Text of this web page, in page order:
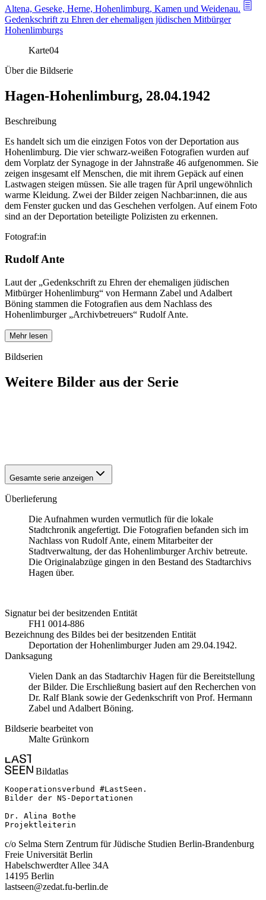
Altena, Geseke, Herne, Hohenlimburg, Kamen und Weidenau.
Gedenkschrift zu Ehren der ehemaligen jüdischen Mitbürger
Hohenlimburgs
Karte04
Über die Bildserie
Hagen-Hohenlimburg, 28.04.1942
Beschreibung
Es handelt sich um die einzigen Fotos von der Deportation aus
Hohenlimburg. Die vier schwarz-weißen Fotografien wurden auf
dem Vorplatz der Synagoge in der Jahnstraße 46 aufgenommen. Sie
zeigen insgesamt elf Menschen, die mit ihrem Gepäck auf einen
Lastwagen steigen müssen. Sie alle tragen für April ungewöhnlich
warme Kleidung. Zwei der Bilder zeigen Nachbar:innen, die aus
dem Fenster gucken und das Geschehen verfolgen. Auf einem Foto
sind an der Deportation beteiligte Polizisten zu erkennen.
Fotograf:in
Rudolf Ante
Laut der „Gedenkschrift zu Ehren der ehemaligen jüdischen
Mitbürger Hohenlimburg“ von Hermann Zabel und Adalbert
Böning stammen die Fotografien aus dem Nachlass des
Hohenlimburger „Archivbetreuers“ Rudolf Ante.
Mehr lesen
Bildserien
Weitere Bilder aus der Serie
Gesamte serie anzeigen
Überlieferung
Die Aufnahmen wurden vermutlich für die lokale
Stadtchronik angefertigt. Die Fotografien befanden sich im
Nachlass von Rudolf Ante, einem Mitarbeiter der
Stadtverwaltung, der das Hohenlimburger Archiv betreute.
Die Originalabzüge gingen in den Bestand des Stadtarchivs
Hagen über.
Signatur bei der besitzenden Entität
FH1 0014-886
Bezeichnung des Bildes bei der besitzenden Entität
Deportation der Hohenlimburger Juden am 29.04.1942.
Danksagung
Vielen Dank an das Stadtarchiv Hagen für die Bereitstellung
der Bilder. Die Erschließung basiert auf den Recherchen von
Dr. Ralf Blank sowie der Gedenkschrift von Prof. Hermann
Zabel und Adalbert Böning.
Bildserie bearbeitet von
Malte Grünkorn
Bildatlas
Kooperationsverbund #LastSeen.
Bilder der NS-Deportationen
Dr. Alina Bothe
Projektleiterin
c/o Selma Stern Zentrum für Jüdische Studien Berlin-Brandenburg
Freie Universität Berlin
Habelschwerdter Allee 34A
14195 Berlin
lastseen@zedat.fu-berlin.de